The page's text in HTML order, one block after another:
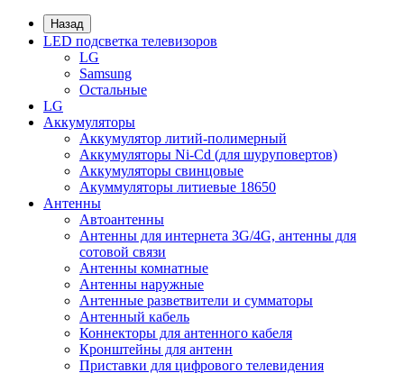
Назад
LED подсветка телевизоров
LG
Samsung
Остальные
LG
Аккумуляторы
Аккумулятор литий-полимерный
Аккумуляторы Ni-Cd (для шуруповертов)
Аккумуляторы свинцовые
Акуммуляторы литиевые 18650
Антенны
Автоантенны
Антенны для интернета 3G/4G, антенны для
сотовой связи
Антенны комнатные
Антенны наружные
Антенные разветвители и сумматоры
Антенный кабель
Коннекторы для антенного кабеля
Кронштейны для антенн
Приставки для цифрового телевидения